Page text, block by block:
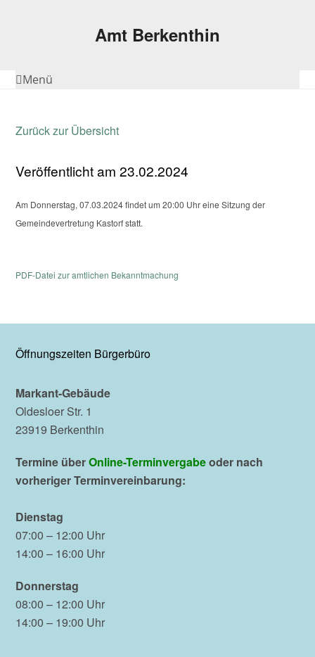
Amt Berkenthin
Menü
Zurück zur Übersicht
Veröffentlicht am 23.02.2024
Am Donnerstag, 07.03.2024 findet um 20:00 Uhr eine Sitzung der
Gemeindevertretung Kastorf statt.
PDF-Datei zur amtlichen Bekanntmachung
Öffnungszeiten Bürgerbüro
Markant-Gebäude
Oldesloer Str. 1
23919 Berkenthin
Termine überOnline-Terminvergabeoder nach
vorheriger Terminvereinbarung:
Dienstag
07:00 – 12:00 Uhr
14:00 – 16:00 Uhr
Donnerstag
08:00 – 12:00 Uhr
14:00 – 19:00 Uhr